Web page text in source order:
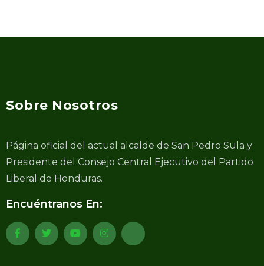
Sobre Nosotros
Página oficial del actual alcalde de San Pedro Sula y
Presidente del Consejo Central Ejecutivo del Partido
Liberal de Honduras.
Encuéntranos En: